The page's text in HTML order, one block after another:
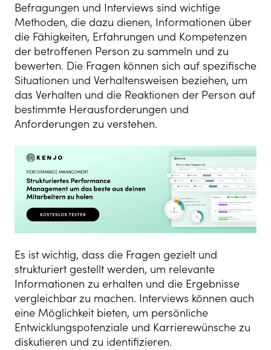
Befragungen und Interviews sind wichtige
Methoden, die dazu dienen, Informationen über
die Fähigkeiten, Erfahrungen und Kompetenzen
der betroffenen Person zu sammeln und zu
bewerten. Die Fragen können sich auf spezifische
Situationen und Verhaltensweisen beziehen, um
das Verhalten und die Reaktionen der Person auf
bestimmte Herausforderungen und
Anforderungen zu verstehen.
Es ist wichtig, dass die Fragen gezielt und
strukturiert gestellt werden, um relevante
Informationen zu erhalten und die Ergebnisse
vergleichbar zu machen. Interviews können auch
eine Möglichkeit bieten, um persönliche
Entwicklungspotenziale und Karrierewünsche zu
diskutieren und zu identifizieren.